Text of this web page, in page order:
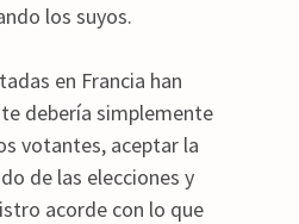
los suyos.
en Francia han
debería simplemente
votantes, aceptar la
de las elecciones y
acorde con lo que